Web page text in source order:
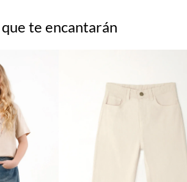
te encantarán